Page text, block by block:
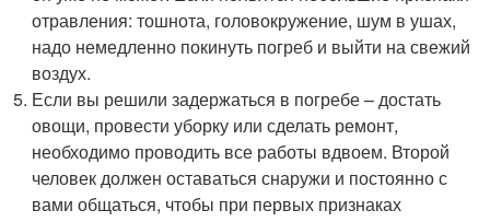
отравления: тошнота, головокружение, шум в ушах,
надо немедленно покинуть погреб и выйти на свежий
воздух.
Если вы решили задержаться в погребе – достать
овощи, провести уборку или сделать ремонт,
необходимо проводить все работы вдвоем. Второй
человек должен оставаться снаружи и постоянно с
вами общаться, чтобы при первых признаках